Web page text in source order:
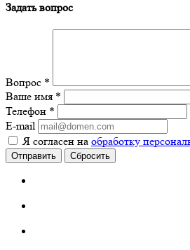
Задать вопрос
Вопрос *
Ваше имя *
Телефон *
E-mail
Я согласен на обработку
Сбросить